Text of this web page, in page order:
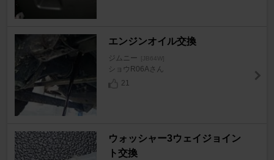
エンジンオイル交換
ジムニー [JB64W]
ショウR06Aさん
21
ウォッシャー3ウェイジョイン
ト交換